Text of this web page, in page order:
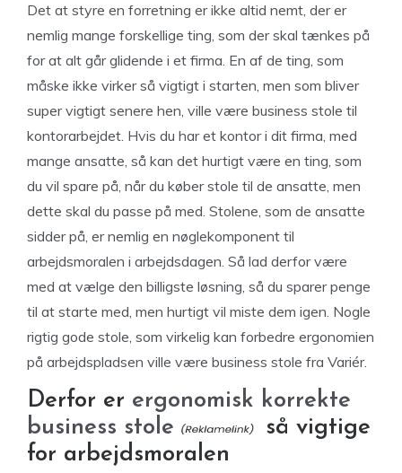
Det at styre en forretning er ikke altid nemt, der er
nemlig mange forskellige ting, som der skal tænkes på
for at alt går glidende i et firma. En af de ting, som
måske ikke virker så vigtigt i starten, men som bliver
super vigtigt senere hen, ville være business stole til
kontorarbejdet. Hvis du har et kontor i dit firma, med
mange ansatte, så kan det hurtigt være en ting, som
du vil spare på, når du køber stole til de ansatte, men
dette skal du passe på med. Stolene, som de ansatte
sidder på, er nemlig en nøglekomponent til
arbejdsmoralen i arbejdsdagen. Så lad derfor være
med at vælge den billigste løsning, så du sparer penge
til at starte med, men hurtigt vil miste dem igen. Nogle
rigtig gode stole, som virkelig kan forbedre ergonomien
på arbejdspladsen ville være business stole fra Variér.
Derfor er ergonomisk korrekte
business stole
så vigtige
for arbejdsmoralen